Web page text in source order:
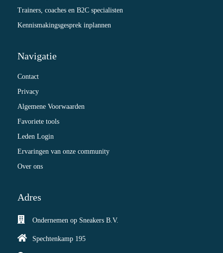
Trainers, coaches en B2C specialisten
Kennismakingsgesprek inplannen
Navigatie
Contact
Privacy
Algemene Voorwaarden
Favoriete tools
Leden Login
Ervaringen van onze community
Over ons
Adres
Ondernemen op Sneakers B.V.
Spechtenkamp 195